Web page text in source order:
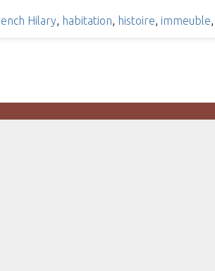
Hilary habitation histoire immeuble